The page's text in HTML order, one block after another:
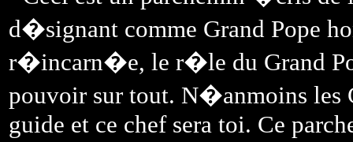
d�signant comme Grand Pope
r�incarn�e, le r�le du Grand
pouvoir sur tout. N�anmoins les
guide et ce chef sera toi. Ce